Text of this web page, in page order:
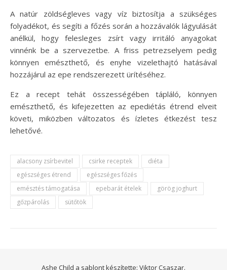
A natúr zöldségleves vagy víz biztosítja a szükséges
folyadékot, és segíti a főzés során a hozzávalók lágyulását
anélkül, hogy felesleges zsírt vagy irritáló anyagokat
vinnénk be a szervezetbe. A friss petrezselyem pedig
könnyen emészthető, és enyhe vizelethajtó hatásával
hozzájárul az epe rendszerezett ürítéséhez.
Ez a recept tehát összességében tápláló, könnyen
emészthető, és kifejezetten az epediétás étrend elveit
követi, miközben változatos és ízletes étkezést tesz
lehetővé.
alacsony zsírbevitel csirke receptek
diéta
egészséges étrend
egészséges főzés
emésztés támogatása
epebarát ételek
görög joghurt
gőzpárolás
sütőtök
Ashe Child a sablont készítette: Viktor Csaszar.